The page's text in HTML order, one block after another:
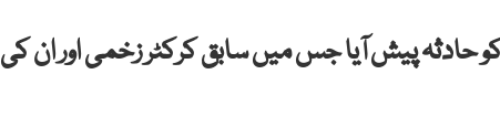
حادثہ پیش آیا جس میں سابق کرکٹر زخمی اور ان کی